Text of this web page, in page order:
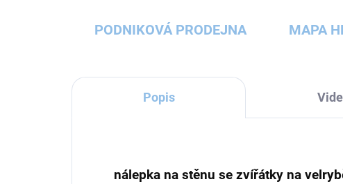
PODNIKOVÁ PRODEJNA MAPA
Popis
nálepka na stěnu se zvířátky na